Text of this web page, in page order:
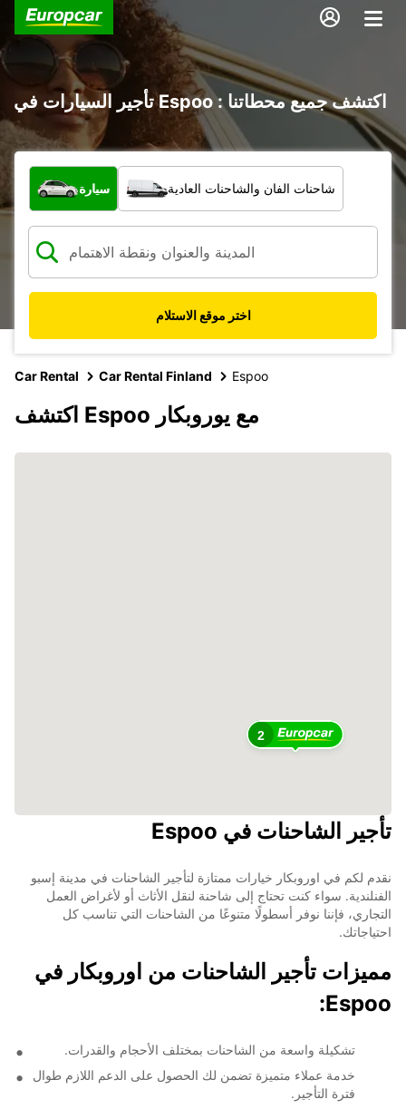
تأجير السيارات في Espoo : اكتشف جميع محطاتنا
ما نوع المركبة؟
سيارة شاحنات الفان والشاحنات العادية
اختر موقع الاستلام
Car Rental Car Rental Finland Espoo
اكتشف Espoo مع يوروبكار
2
تأجير الشاحنات في Espoo
نقدم لكم في اوروبكار خيارات ممتازة لتأجير الشاحنات في مدينة إسبو
الفنلندية. سواء كنت تحتاج إلى شاحنة لنقل الأثاث أو لأغراض العمل
التجاري، فإننا نوفر أسطولًا متنوعًا من الشاحنات التي تناسب كل
احتياجاتك.
مميزات تأجير الشاحنات من اوروبكار في
Espoo:
تشكيلة واسعة من الشاحنات بمختلف الأحجام والقدرات.
خدمة عملاء متميزة تضمن لك الحصول على الدعم اللازم طوال
فترة التأجير.